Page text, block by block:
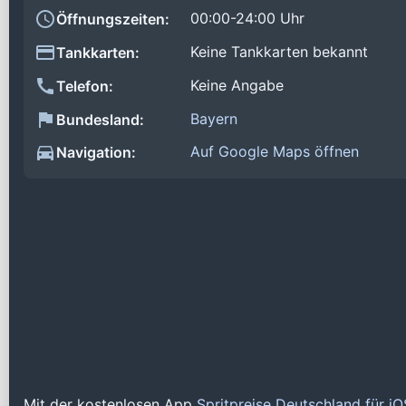
Öffnungszeiten:
00:00-24:00 Uhr
Tankkarten:
Keine Tankkarten bekannt
Telefon:
Keine Angabe
Bundesland:
Bayern
Navigation:
Auf Google Maps öffnen